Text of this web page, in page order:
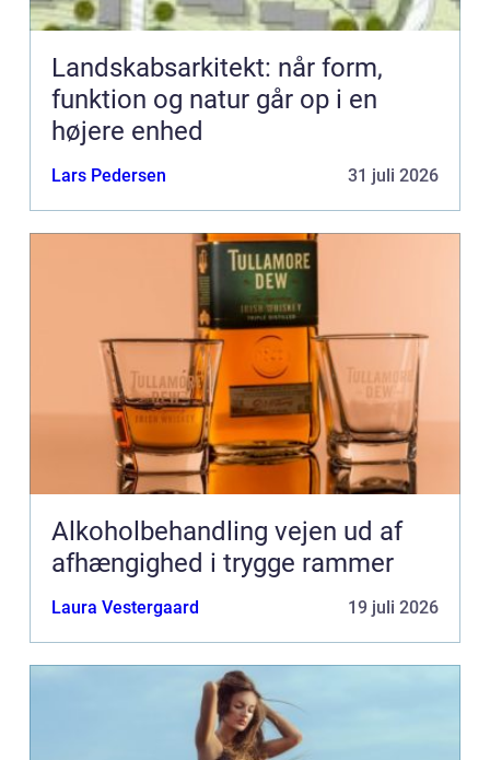
Landskabsarkitekt: når form,
funktion og natur går op i en
højere enhed
Lars Pedersen 31 juli 2026
Alkoholbehandling vejen ud af
afhængighed i trygge rammer
Laura Vestergaard 19 juli 2026